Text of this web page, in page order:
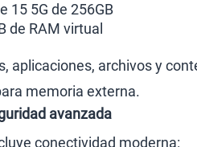
15 5G de 256GB
de RAM virtual
aplicaciones, archivos y
memoria externa.
avanzada
conectividad moderna: